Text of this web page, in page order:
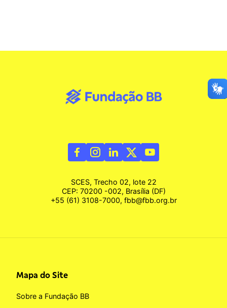
SCES, Trecho 02, lote 22
CEP: 70200 -002, Brasília (DF)
+55 (61) 3108-7000, fbb@fbb.org.br
Mapa do Site
Sobre a Fundação BB